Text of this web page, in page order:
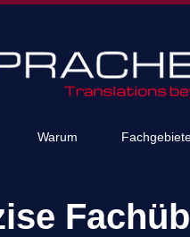
Warum